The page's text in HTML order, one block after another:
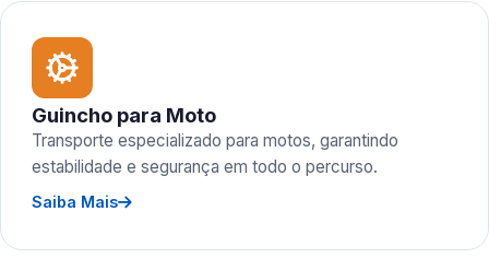
Guincho para Moto
Transporte especializado para motos, garantindo
estabilidade e segurança em todo o percurso.
Saiba Mais